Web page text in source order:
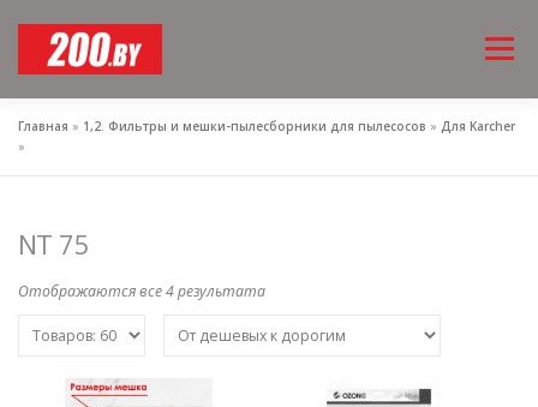
содержимому
Главная » 1,2. Фильтры и мешки-пылесборники для пылесосов » Для Karcher
»
NT 75
Отображаются все 4 результата